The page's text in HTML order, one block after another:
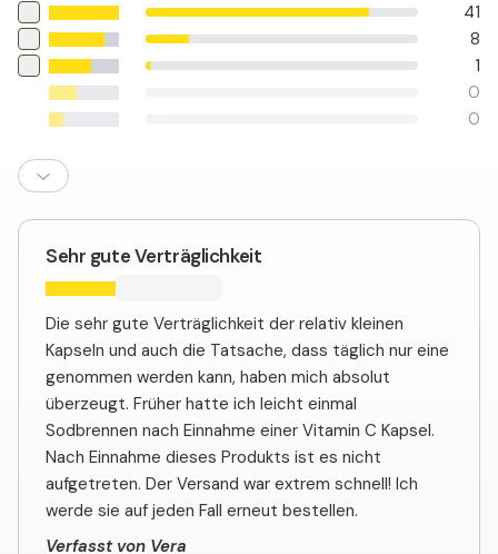
41
8
1
0
0
Sehr gute Verträglichkeit
Die sehr gute Verträglichkeit der relativ kleinen
Kapseln und auch die Tatsache, dass täglich nur eine
genommen werden kann, haben mich absolut
überzeugt. Früher hatte ich leicht einmal
Sodbrennen nach Einnahme einer Vitamin C Kapsel.
Nach Einnahme dieses Produkts ist es nicht
aufgetreten. Der Versand war extrem schnell! Ich
werde sie auf jeden Fall erneut bestellen.
Verfasst von Vera